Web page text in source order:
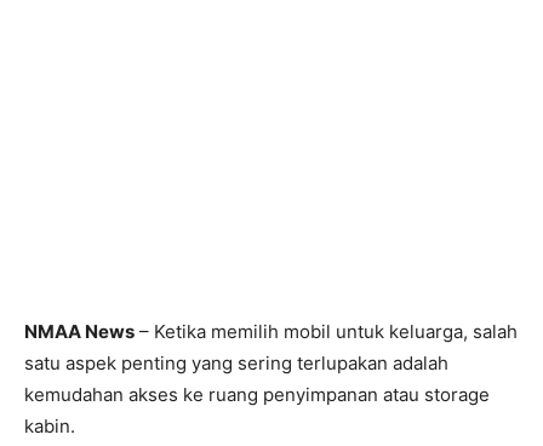
NMAA News – Ketika memilih mobil untuk keluarga, salah
satu aspek penting yang sering terlupakan adalah
kemudahan akses ke ruang penyimpanan atau storage
kabin.